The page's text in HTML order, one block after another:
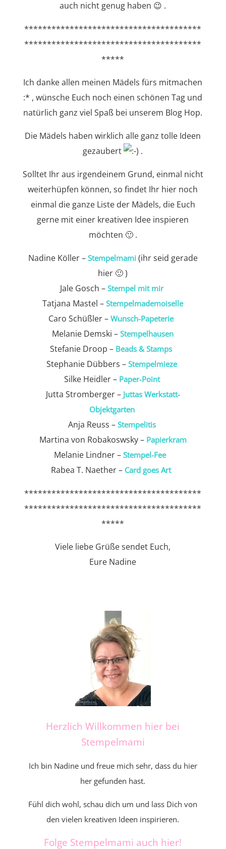
auch nicht genug haben 😉 .
***************************************
***************************************
*****
Ich danke allen meinen Mädels fürs mitmachen
:* , wünsche Euch noch einen schönen Tag und
natürlich ganz viel Spaß bei unserem Blog Hop.
Die Mädels haben wirklich alle ganz tolle Ideen
gezaubert
.
Solltet Ihr aus irgendeinem Grund, einmal nicht
weiterhüpfen können, so findet Ihr hier noch
einmal die ganze Liste der Mädels, die Euch
gerne mit einer kreativen Idee inspieren
möchten 🙂 .
Nadine Köller – Stempelmami(ihr seid gerade
hier 🙂 )
Jale Gosch –Stempel mit mir
Tatjana Mastel – Stempelmademoiselle
Caro Schüßler – Wunsch-Papeterie
Melanie Demski –Stempelhausen
Stefanie Droop – Beads & Stamps
Stephanie Dübbers –Stempelmieze
Silke Heidler – Paper-Point
Jutta Stromberger – Juttas Werkstatt-
Objektgarten
Anja Reuss – Stempelitis
Martina von Robakoswsky – Papierkram
Melanie Lindner – Stempel-Fee
Rabea T. Naether – Card goes Art
***************************************
***************************************
*****
Viele liebe Grüße sendet Euch,
Eure Nadine
Herzlich Willkommen hier bei
Stempelmami
Ich bin Nadine und freue mich sehr, dass du hier
her gefunden hast.
Fühl dich wohl, schau dich um und lass Dich von
den vielen kreativen Ideen inspirieren.
Folge Stempelmami auch hier!